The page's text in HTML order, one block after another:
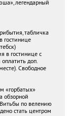
легендарный
табличка
гостинице
в гостинице с
доп.
Свободное
«горбатых»
обзорной
по велению
стать центром